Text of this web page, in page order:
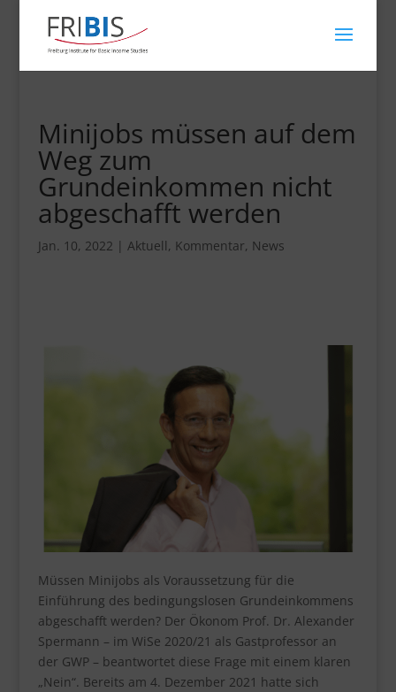
Minijobs müssen auf dem
Weg zum
Grundeinkommen nicht
abgeschafft werden
Jan. 10, 2022 | Aktuell, Kommentar, News
Müssen Minijobs als Voraussetzung für die
Einführung des bedingungslosen Grundeinkommens
abgeschafft werden? Der Ökonom Prof. Dr. Alexander
Spermann – im WiSe 2020/21 als Gastprofessor an
der GWP – beantwortet diese Frage mit einem klaren
„Nein“. Bereits am 4. Dezember 2021 hatte sich